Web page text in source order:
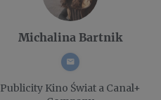
Michalina Bartnik
Publicity Kino Świat a Canal+